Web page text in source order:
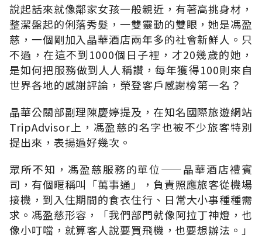
說起話來就像鄰家女孩一般親近，有著高挑身材，
整潔盤起的俐落秀髮，一雙靈動的雙眼，她是馮盈
慈，一個剛加入晶華酒店兩年多的社會新鮮人。只
不過，在這不到1000個日子裡，才20幾歲的她，
是如何把服務做到人人稱讚，每年獲得100則來自
世界各地的感謝評論，榮登客戶感謝榜第一名？
晶華公關部副理陳慶婷提及，在知名國際旅遊網站
TripAdvisor上，馮盈慈的名字也被不少旅客特別
提出來，表揚過好幾次。
眾所不知，馮盈慈服務的單位——晶華酒店禮賓
司，有個暱稱叫「萬事通」，負責照應旅客從機場
接機，到入住期間的食衣住行、日常大小事種種需
求。馮盈慈形容，「我們部門就像阿拉丁神燈，也
像小叮噹，就算客人說要買飛機，也要想辦法。」